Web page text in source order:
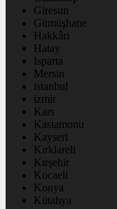
Giresun
Gümüşhane
Hakkâri
Hatay
Isparta
Mersin
istanbul
izmir
Kars
Kastamonu
Kayseri
Kırklareli
Kırşehir
Kocaeli
Konya
Kütahya